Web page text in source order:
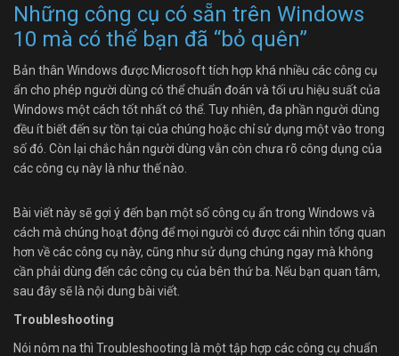
Những công cụ có sẵn trên Windows
10 mà có thể bạn đã “bỏ quên”
Bản thân Windows được Microsoft tích hợp khá nhiều các công cụ
ẩn cho phép người dùng có thể chuẩn đoán và tối ưu hiệu suất của
Windows một cách tốt nhất có thể. Tuy nhiên, đa phần người dùng
đều ít biết đến sự tồn tại của chúng hoặc chỉ sử dụng một vào trong
số đó. Còn lại chắc hẳn người dùng vẫn còn chưa rõ công dụng của
các công cụ này là như thế nào.
Bài viết này sẽ gợi ý đến bạn một số công cụ ẩn trong Windows và
cách mà chúng hoạt động để mọi người có được cái nhìn tổng quan
hơn về các công cụ này, cũng như sử dụng chúng ngay mà không
cần phải dùng đến các công cụ của bên thứ ba. Nếu bạn quan tâm,
sau đây sẽ là nội dung bài viết.
Troubleshooting
Nói nôm na thì Troubleshooting là một tập hợp các công cụ chuẩn